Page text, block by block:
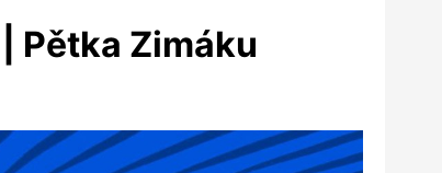
Pětka Zimáku